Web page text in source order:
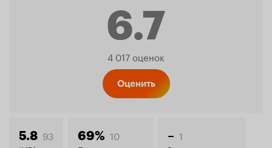
6.7
Рейтинг
4 017 оценок
Оценить
5.8 93 69% 10 – 1